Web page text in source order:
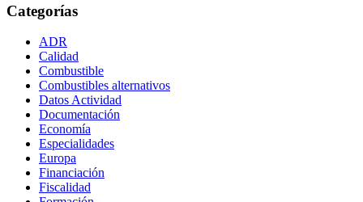
Categorías
ADR
Calidad
Combustible
Combustibles alternativos
Datos Actividad
Documentación
Economía
Especialidades
Europa
Financiación
Fiscalidad